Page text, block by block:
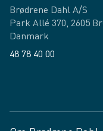
Brødrene Dahl A/S
Park Allé 370, 2605
Danmark
48 78 40 00